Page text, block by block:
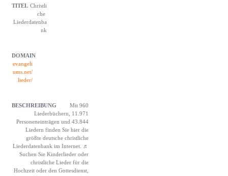
Christli
che
Liederdatenba
nk
evangeli
ums.net/
lieder/
Mit 960
Liederbüchern, 11.971
Personeneinträgen und 43.844
Liedern finden Sie hier die
größte deutsche christliche
Liederdatenbank im Internet. ♬
Suchen Sie Kinderlieder oder
christliche Lieder für die
Hochzeit oder den Gottesdienst,